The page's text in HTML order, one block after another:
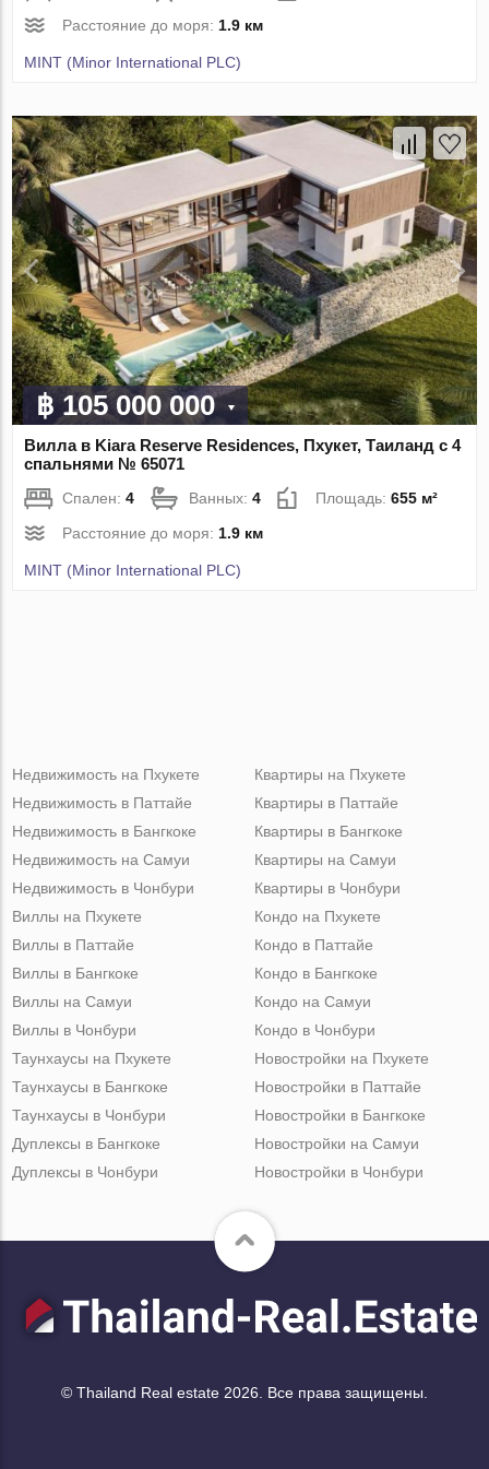
Расстояние до моря: 1.9 км
MINT (Minor International PLC)
฿ 105 000 000
Вилла в Kiara Reserve Residences, Пхукет, Таиланд с 4
спальнями № 65071
Спален:4 Ванных:4 Площадь:655 м²
Расстояние до моря:1.9 км
MINT (Minor International PLC)
Недвижимость на Пхукете
Недвижимость в Паттайе
Недвижимость в Бангкоке
Недвижимость на Самуи
Недвижимость в Чонбури
Квартиры на Пхукете
Квартиры в Паттайе
Квартиры в Бангкоке
Квартиры на Самуи
Квартиры в Чонбури
Виллы на Пхукете
Виллы в Паттайе
Виллы в Бангкоке
Виллы на Самуи
Виллы в Чонбури
Кондо на Пхукете
Кондо в Паттайе
Кондо в Бангкоке
Кондо на Самуи
Кондо в Чонбури
Таунхаусы на Пхукете
Таунхаусы в Бангкоке
Таунхаусы в Чонбури
Дуплексы в Бангкоке
Дуплексы в Чонбури
Новостройки на Пхукете
Новостройки в Паттайе
Новостройки в Бангкоке
Новостройки на Самуи
Новостройки в Чонбури
© Thailand Real estate 2026. Все права защищены.